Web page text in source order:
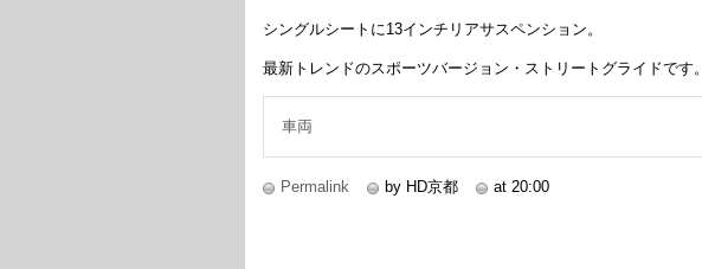
シングルシートに13インチリアサスペンション。
最新トレンドのスポーツバージョン・ストリートグライドです。
車両
Permalink by HD京都 at 20:00